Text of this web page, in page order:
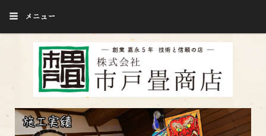
メニュー